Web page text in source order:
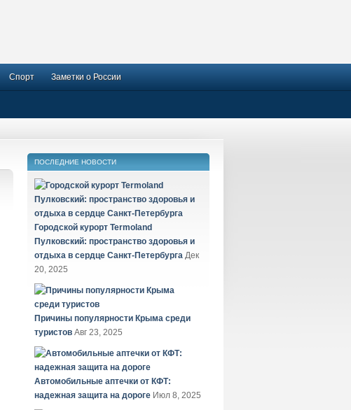
Спорт Заметки о России
ПОСЛЕДНИЕ НОВОСТИ
Городской курорт Termoland
Пулковский: пространство здоровья и
отдыха в сердце Санкт-Петербурга Дек
20, 2025
Причины популярности Крыма среди
туристов Авг 23, 2025
Автомобильные аптечки от КФТ:
надежная защита на дороге Июл 8, 2025